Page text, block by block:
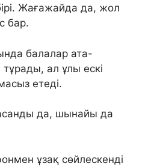
Жағажайда да, жол
бар.
балалар ата-
ал ұлы ескі
етеді.
да, шынайы да
ұзақ сөйлескенді